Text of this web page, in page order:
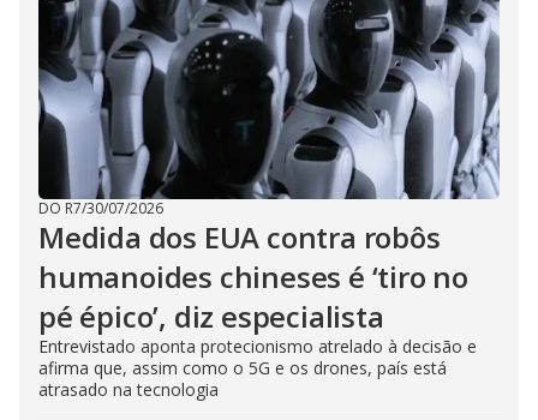
DO R7/30/07/2026
Medida dos EUA contra robôs
humanoides chineses é ‘tiro no
pé épico’, diz especialista
Entrevistado aponta protecionismo atrelado à decisão e
afirma que, assim como o 5G e os drones, país está
atrasado na tecnologia